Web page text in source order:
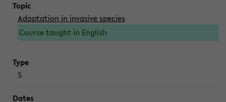
Adaptation in invasive species
Course taught in English
S